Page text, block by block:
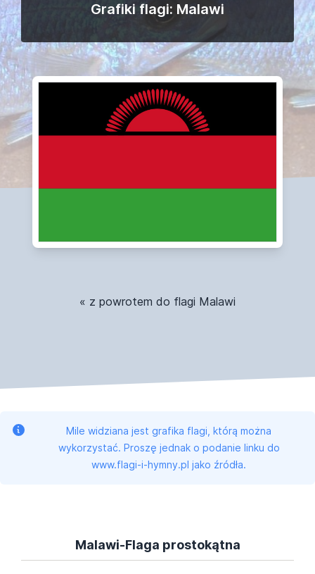
Grafiki flagi: Malawi
« z powrotem do flagi Malawi
Mile widziana jest grafika flagi, którą można
wykorzystać. Proszę jednak o podanie linku do
www.flagi-i-hymny.pl jako źródła.
Malawi-Flaga prostokątna